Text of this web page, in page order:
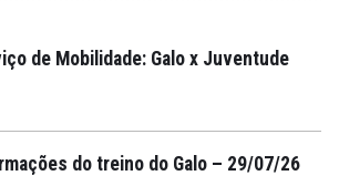
de Mobilidade: Galo x Juventude
do treino do Galo – 29/07/26